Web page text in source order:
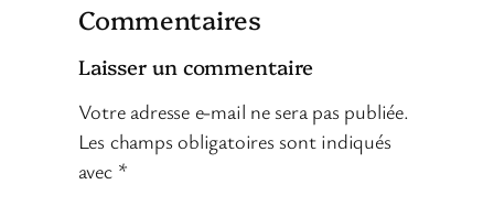
Commentaires
Laisser un commentaire
Votre adresse e-mail ne sera pas publiée.
Les champs obligatoires sont indiqués
avec *